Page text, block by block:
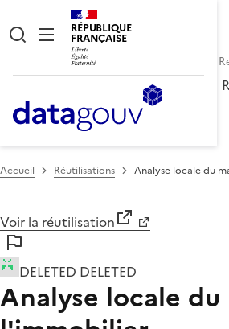
RÉPUBLIQUE
FRANÇAISE
Accueil Réutilisations Analyse locale du
Voir la réutilisation
DELETED DELETED
Analyse locale